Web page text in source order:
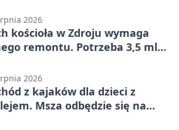
2026
kościoła w Zdroju wymaga
remontu. Potrzeba 3,5 mln
2026
z kajaków dla dzieci z
Msza odbędzie się na